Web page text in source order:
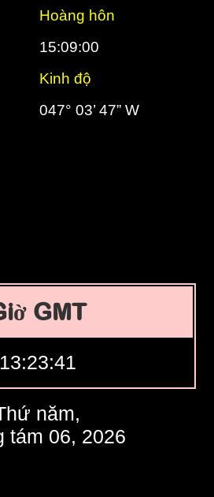
Hoàng hôn
15:09:00
Kinh độ
047° 03’ 47” W
GMT
13:23:42
năm,
tám 06, 2026